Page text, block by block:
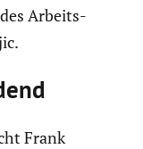
des Arbeits­
Frank